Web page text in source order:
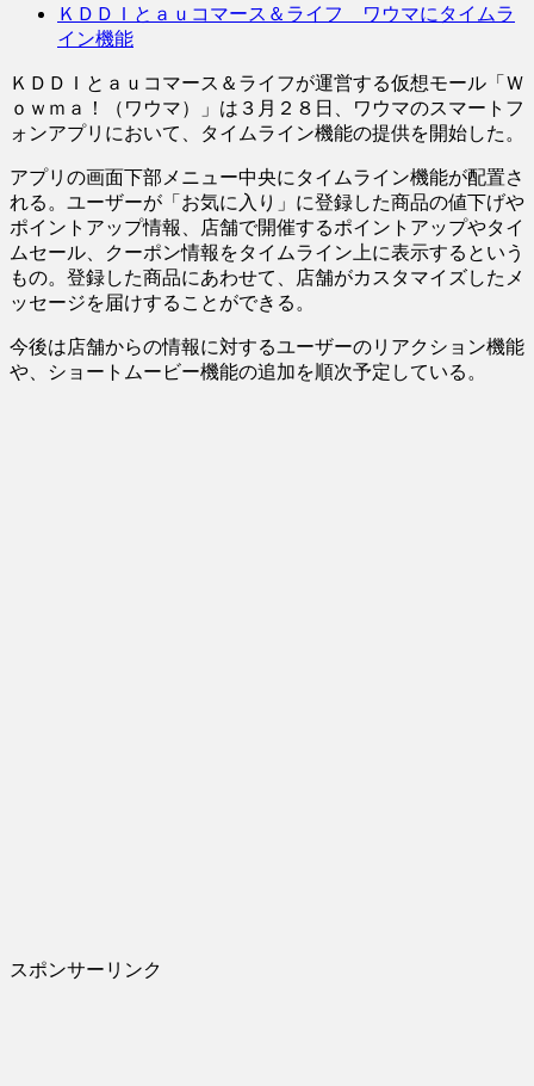
ＫＤＤＩとａｕコマース＆ライフ ワウマにタイムラ
イン機能
ＫＤＤＩとａｕコマース＆ライフが運営する仮想モール「Ｗ
ｏｗｍａ！（ワウマ）」は３月２８日、ワウマのスマートフ
ォンアプリにおいて、タイムライン機能の提供を開始した。
アプリの画面下部メニュー中央にタイムライン機能が配置さ
れる。ユーザーが「お気に入り」に登録した商品の値下げや
ポイントアップ情報、店舗で開催するポイントアップやタイ
ムセール、クーポン情報をタイムライン上に表示するという
もの。登録した商品にあわせて、店舗がカスタマイズしたメ
ッセージを届けすることができる。
今後は店舗からの情報に対するユーザーのリアクション機能
や、ショートムービー機能の追加を順次予定している。
スポンサーリンク